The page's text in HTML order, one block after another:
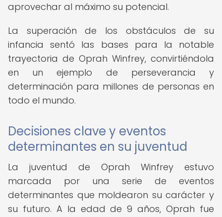
aprovechar al máximo su potencial.
La superación de los obstáculos de su
infancia sentó las bases para la notable
trayectoria de Oprah Winfrey, convirtiéndola
en un ejemplo de perseverancia y
determinación para millones de personas en
todo el mundo.
Decisiones clave y eventos
determinantes en su juventud
La juventud de Oprah Winfrey estuvo
marcada por una serie de eventos
determinantes que moldearon su carácter y
su futuro. A la edad de 9 años, Oprah fue